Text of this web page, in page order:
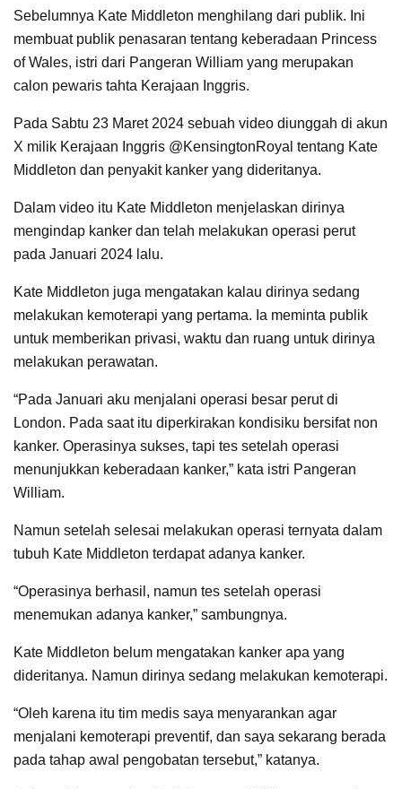
Sebelumnya Kate Middleton menghilang dari publik. Ini
membuat publik penasaran tentang keberadaan Princess
of Wales, istri dari Pangeran William yang merupakan
calon pewaris tahta Kerajaan Inggris.
Pada Sabtu 23 Maret 2024 sebuah video diunggah di akun
X milik Kerajaan Inggris @KensingtonRoyal tentang Kate
Middleton dan penyakit kanker yang dideritanya.
Dalam video itu Kate Middleton menjelaskan dirinya
mengindap kanker dan telah melakukan operasi perut
pada Januari 2024 lalu.
Kate Middleton juga mengatakan kalau dirinya sedang
melakukan kemoterapi yang pertama. Ia meminta publik
untuk memberikan privasi, waktu dan ruang untuk dirinya
melakukan perawatan.
“Pada Januari aku menjalani operasi besar perut di
London. Pada saat itu diperkirakan kondisiku bersifat non
kanker. Operasinya sukses, tapi tes setelah operasi
menunjukkan keberadaan kanker,” kata istri Pangeran
William.
Namun setelah selesai melakukan operasi ternyata dalam
tubuh Kate Middleton terdapat adanya kanker.
“Operasinya berhasil, namun tes setelah operasi
menemukan adanya kanker,” sambungnya.
Kate Middleton belum mengatakan kanker apa yang
dideritanya. Namun dirinya sedang melakukan kemoterapi.
“Oleh karena itu tim medis saya menyarankan agar
menjalani kemoterapi preventif, dan saya sekarang berada
pada tahap awal pengobatan tersebut,” katanya.